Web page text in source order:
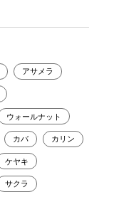
アサメラ
ウォールナット
カバ カリン
ケヤキ
サクラ